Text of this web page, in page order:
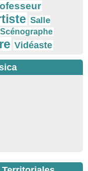
Salle
Scénographe
Vidéaste